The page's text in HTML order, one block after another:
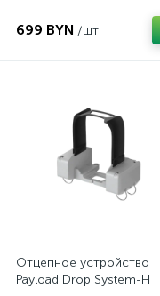
699 BYN /шт
Отцепное устройство
Payload Drop System-H